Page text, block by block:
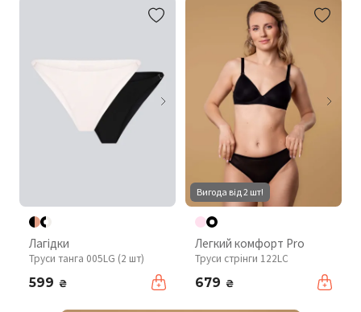
Лагідки
Труси танга 005LG (2 шт)
599 ₴
Вигода від 2 шт!
Легкий комфорт Pro
Труси стрінги 122LC
679 ₴